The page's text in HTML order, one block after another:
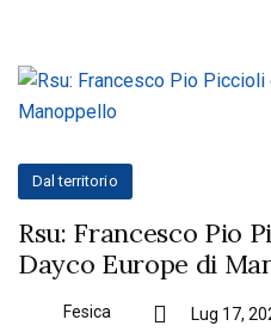
Dal territorio
Rsu: Francesco Pio
Dayco Europe di
Fesica Lug 17,